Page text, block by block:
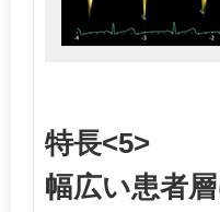
特長<5>
幅広い患者